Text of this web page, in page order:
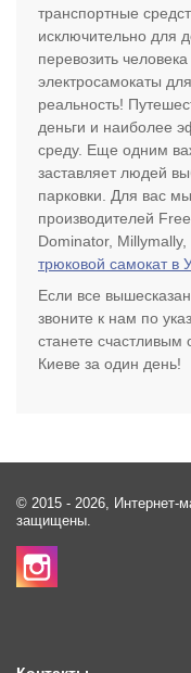
транспортные
исключительно для
перевозить
электросамокаты
реальность!
деньги и наиболее
среду. Еще одним
заставляет людей
парковки. Для вас
производителей
Dominator, Millymally,
трюковой самокат в
Если все
звоните к нам по
станете счастливым
Киеве за один день!
© 2015 - 2026, Интернет-
защищены.